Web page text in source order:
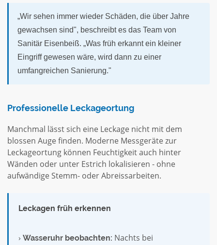
„Wir sehen immer wieder Schäden, die über Jahre
gewachsen sind", beschreibt es das Team von
Sanitär Eisenbeiß. „Was früh erkannt ein kleiner
Eingriff gewesen wäre, wird dann zu einer
umfangreichen Sanierung."
Professionelle Leckageortung
Manchmal lässt sich eine Leckage nicht mit dem
blossen Auge finden. Moderne Messgeräte zur
Leckageortung können Feuchtigkeit auch hinter
Wänden oder unter Estrich lokalisieren - ohne
aufwändige Stemm- oder Abreissarbeiten.
Leckagen früh erkennen
› Wasseruhr beobachten: Nachts bei